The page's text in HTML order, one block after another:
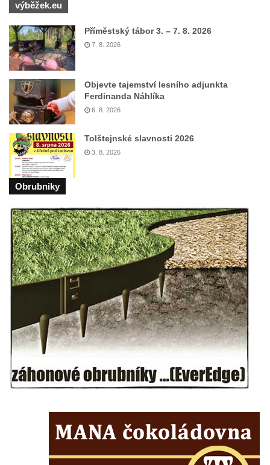
Mikulášovicích
Wäberův kříž v zahradě domu čp. 184 v
Mikulášovicích
Kříž na louce v horních Mikulášovicích
Posteltův kříž naproti domu ev.č. 29 v
Mikulášovicích
Kříž Neubaukreuz u domu čp. 698 v
Mikulášovicích
Kříž manželů Endlerových u továrního
objektu v Mikulášovicích
Kříž u silnice východně od Mikulášovic
Meyerův kříž východně od Mikulášovic
Kříž u rozcestí k větrnému mlýnu Světlík v
Horním Podluží
Kříž u domu čp. 1016 v Mikulášovicích
Herltův kříž u Mikova v Mikulášovicích
Kříž u Borských u domu čp. 859 v
Mikulášovicích
Kříž Ließnerových naproti Mikovu v
Mikulášovicích
Kříž u Mikulášovického potoka poblíž
Mikovu v Mikulášovicích
Hampelův kříž u bývalých kasáren v
výběžek.eu
Příměstský tábor 3. – 7. 8. 2026
7. 8. 2026
Objevte tajemství lesního adjunkta
Ferdinanda Náhlíka
6. 8. 2026
Tolštejnské slavnosti 2026
3. 8. 2026
Obrubniky